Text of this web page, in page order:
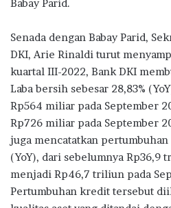
Babay Parid.
Senada dengan Babay Parid,
DKI, Arie Rinaldi turut
kuartal III-2022, Bank DKI
Laba bersih sebesar 28,83%
Rp564 miliar pada September
Rp726 miliar pada September
juga mencatatkan pertumbuhan
(YoY), dari sebelumnya Rp36,9
menjadi Rp46,7 triliun pada
Pertumbuhan kredit tersebut